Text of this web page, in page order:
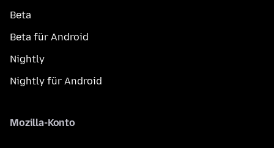
Beta
Beta für Android
Nightly
Nightly für Android
Mozilla-Konto